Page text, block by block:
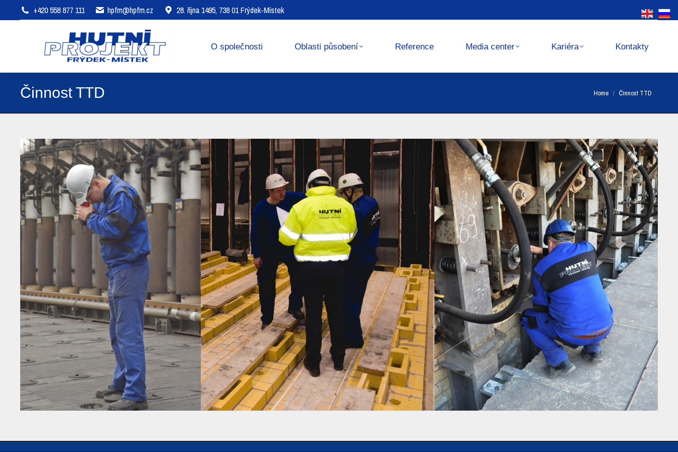
+420 558 877 111 hpfm@hpfm.cz 28. října 1495, 738 01 Frýdek-Místek
O společnosti Oblasti působení Reference Media center Kariéra Kontakty
Činnost TTD You are here:
Home Činnost TTD
O společnosti Oblasti působení